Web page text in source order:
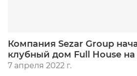
Компания Sezar Group
клубный дом Full House
7 апреля 2022 г.